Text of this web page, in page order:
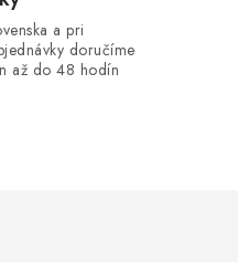
a pri
doručíme
až do 48 hodín